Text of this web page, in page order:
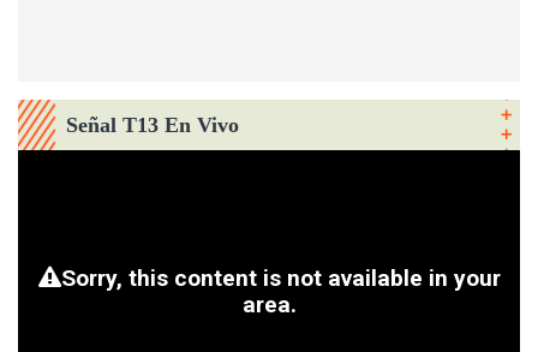
Señal T13 En Vivo